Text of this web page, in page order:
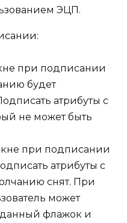
ЭЦП.
при подписании
будет
атрибуты с
не может быть
при подписании
атрибуты с
снят. При
может
данный флажок и